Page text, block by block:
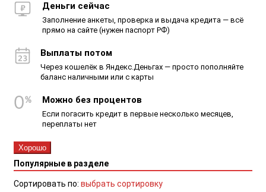
Деньги сейчас
Заполнение анкеты, проверка и выдача кредита — всё
прямо на сайте (нужен паспорт РФ)
Выплаты потом
Через кошелёк в Яндекс.Деньгах — просто пополняйте
баланс наличными или с карты
Можно без процентов
Если погасить кредит в первые несколько месяцев,
переплаты нет
Хорошо
Популярные в разделе
Сортировать по: выбрать сортировку